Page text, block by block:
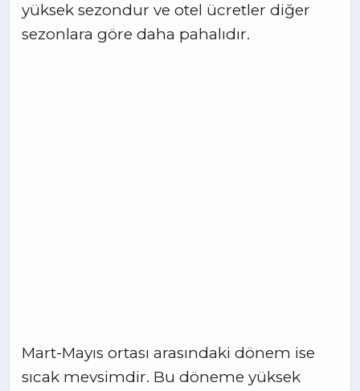
yüksek sezondur ve otel ücretler diğer
sezonlara göre daha pahalıdır.
Mart-Mayıs ortası arasındaki dönem ise
sıcak mevsimdir. Bu döneme yüksek